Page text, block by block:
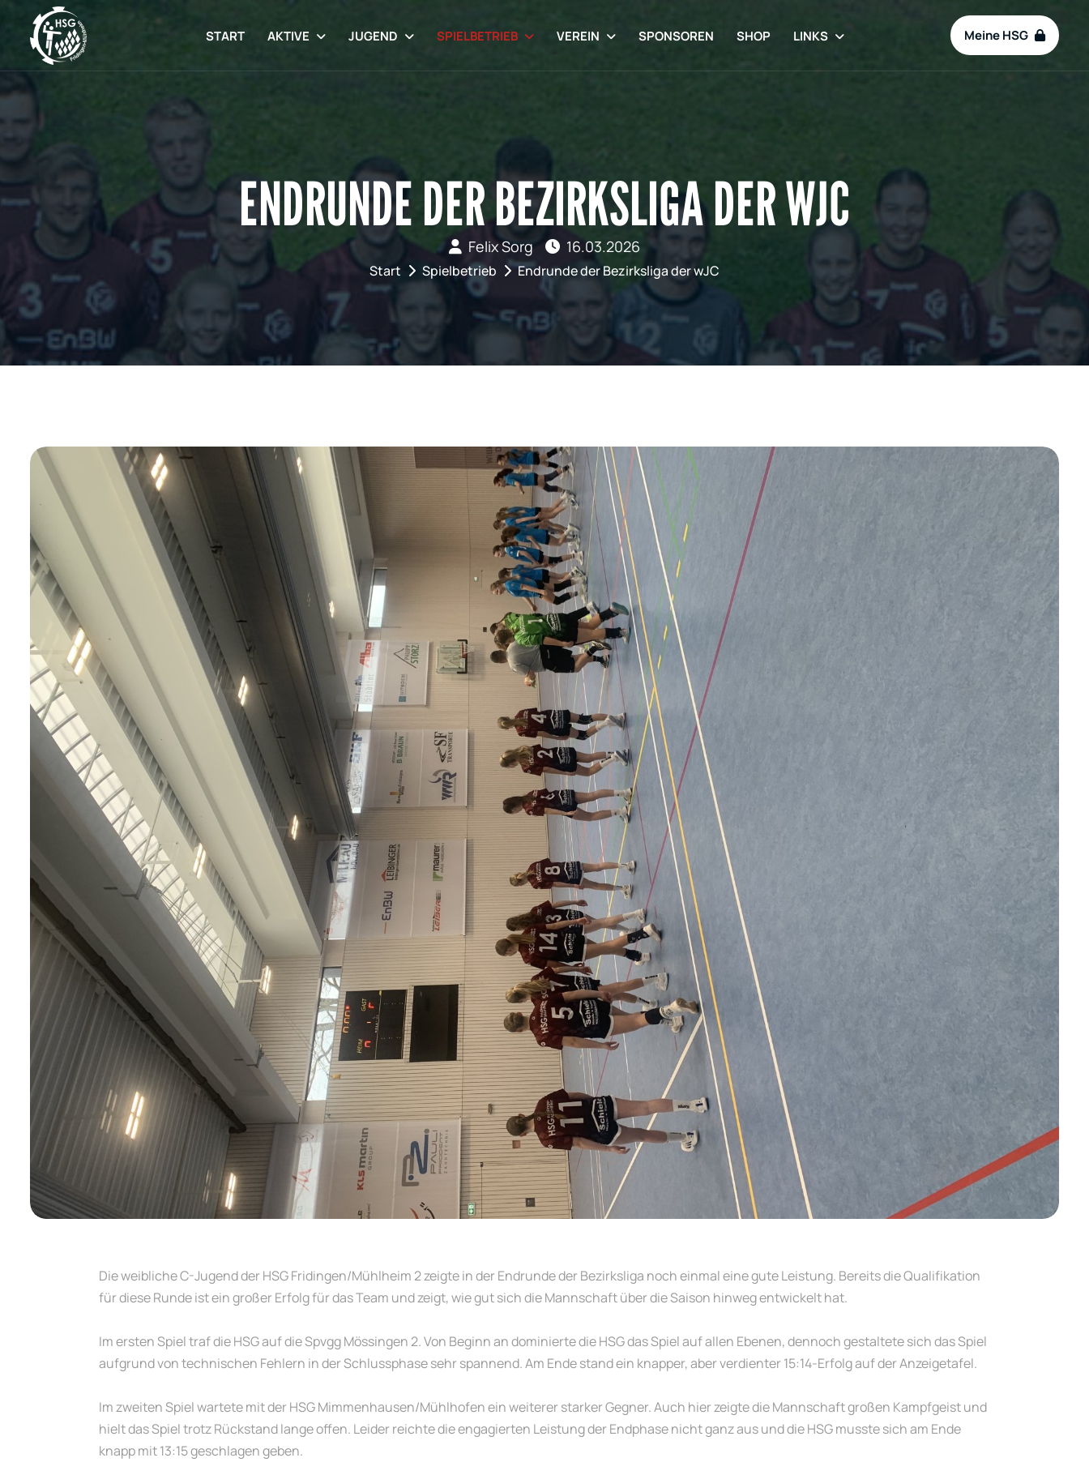
START AKTIVE JUGEND SPIELBETRIEB VEREIN SPONSOREN SHOP LINKS Meine HSG
ENDRUNDE DER BEZIRKSLIGA DER WJC
Felix Sorg 16.03.2026
Start Spielbetrieb Endrunde der Bezirksliga der wJC
Die weibliche C-Jugend der HSG Fridingen/Mühlheim 2 zeigte in der Endrunde der Bezirksliga noch einmal eine gute Leistung. Bereits die Qualifikation
für diese Runde ist ein großer Erfolg für das Team und zeigt, wie gut sich die Mannschaft über die Saison hinweg entwickelt hat.
Im ersten Spiel traf die HSG auf die Spvgg Mössingen 2. Von Beginn an dominierte die HSG das Spiel auf allen Ebenen, dennoch gestaltete sich das Spiel
aufgrund von technischen Fehlern in der Schlussphase sehr spannend. Am Ende stand ein knapper, aber verdienter 15:14-Erfolg auf der Anzeigetafel.
Im zweiten Spiel wartete mit der HSG Mimmenhausen/Mühlhofen ein weiterer starker Gegner. Auch hier zeigte die Mannschaft großen Kampfgeist und
hielt das Spiel trotz Rückstand lange offen. Leider reichte die engagierten Leistung der Endphase nicht ganz aus und die HSG musste sich am Ende
knapp mit 13:15 geschlagen geben.